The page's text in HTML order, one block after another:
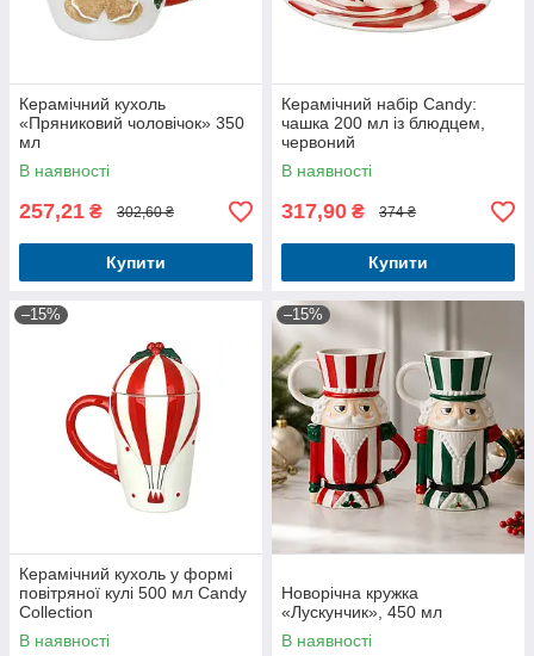
Керамічний кухоль
«Пряниковий чоловічок» 350
мл
В наявності
257,21 ₴ 302,60 ₴
Купити
Керамічний набір Candy:
чашка 200 мл із блюдцем,
червоний
В наявності
317,90 ₴ 374 ₴
Купити
–15%
Керамічний кухоль у формі
повітряної кулі 500 мл Candy
Collection
В наявності
–15%
Новорічна кружка
«Лускунчик», 450 мл
В наявності